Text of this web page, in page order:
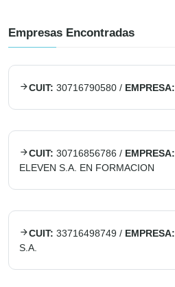
Empresas Encontradas
CUIT: 30716790580 / EMPRESA:
CUIT: 30716856786 / EMPRESA:
ELEVEN S.A. EN FORMACION
CUIT: 33716498749 / EMPRESA:
S.A.